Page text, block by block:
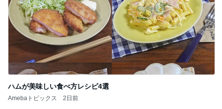
ハムが美味しい食べ方レシピ4選
Amebaトピックス 2日前